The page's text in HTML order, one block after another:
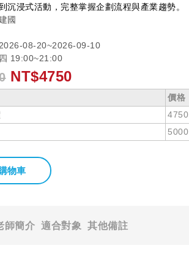
沉浸式活動，完整掌握企劃流程與產業趨勢。
國
08-20~2026-09-10
19:00~21:00
NT$4750
價格
4750
5000
物車
師簡介 適合對象 其他備註